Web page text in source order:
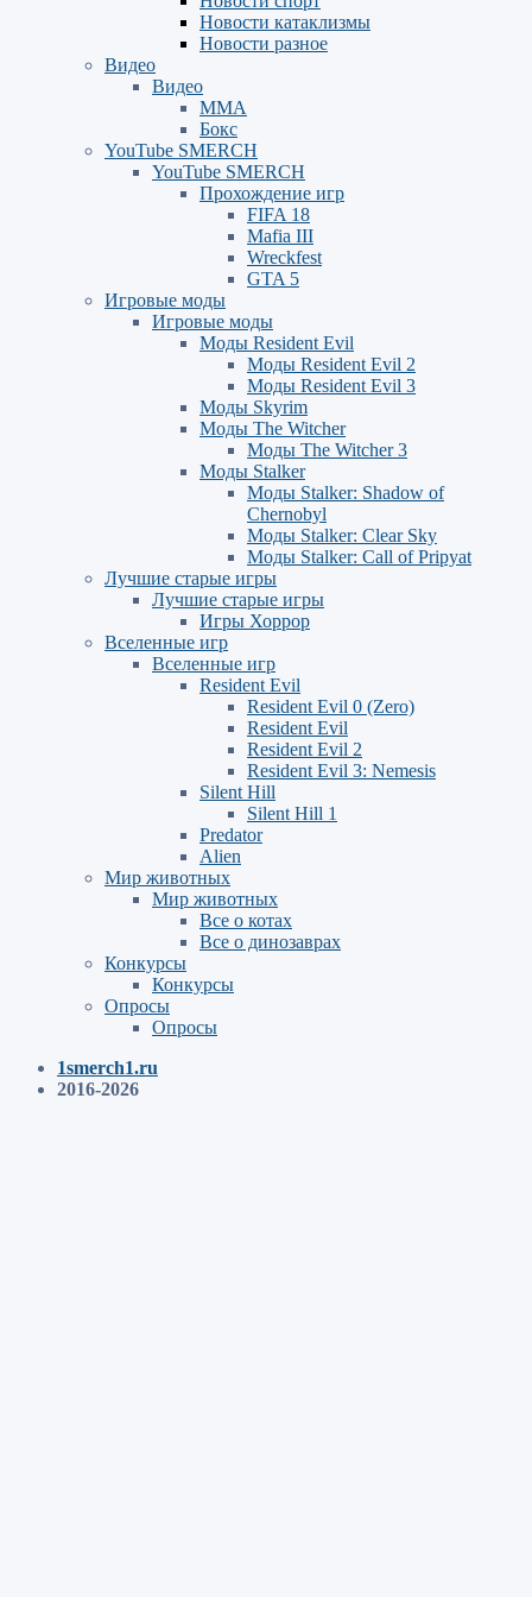
Новости катаклизмы
Новости разное
Видео
Видео
ММА
Бокс
YouTube SMERCH
YouTube SMERCH
Прохождение игр
FIFA 18
Mafia III
Wreckfest
GTA 5
Игровые моды
Игровые моды
Моды Resident Evil
Моды Resident Evil 2
Моды Resident Evil 3
Моды Skyrim
Моды The Witcher
Моды The Witcher 3
Моды Stalker
Моды Stalker: Shadow of
Chernobyl
Моды Stalker: Clear Sky
Моды Stalker: Call of Pripyat
Лучшие старые игры
Лучшие старые игры
Игры Хоррор
Вселенные игр
Вселенные игр
Resident Evil
Resident Evil 0 (Zero)
Resident Evil
Resident Evil 2
Resident Evil 3: Nemesis
Silent Hill
Silent Hill 1
Predator
Alien
Мир животных
Мир животных
Все о котах
Все о динозаврах
Конкурсы
Конкурсы
Опросы
Опросы
1smerch1.ru
2016-2026